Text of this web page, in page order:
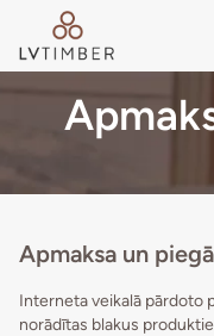
Apmaksa un
Interneta veikalā pārdoto
norādītas blakus